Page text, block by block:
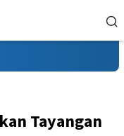
Tayangan